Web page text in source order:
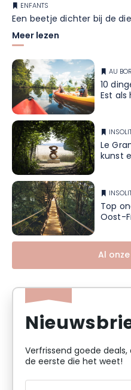
ENFANTS
Een beetje dichter bij de
Meer lezen
AU
10
Est
Le
kunst
Top
Oost-
Al
Verfrissend goede
de eerste die het weet!